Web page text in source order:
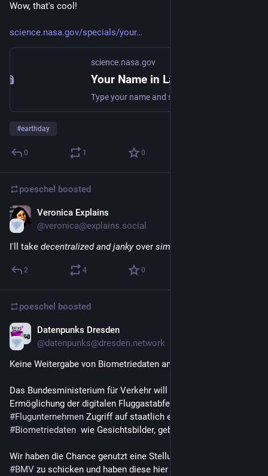
Wow, that's cool!
science.nasa.gov/specials/your
science.nasa.gov
Your Name in Landsat 🛰️
#earthday
0 1 0
poeschel boosted
Veronica Explains
@veronica@explains.social
I'll take decentralized and janky over simple and evil
2 4 0
poeschel boosted
Datenpunks Dresden
@datenpunks@dresden.network
Keine Weitergabe von Biometriedaten an Flugunternehmen
Das Bundesministerium für Verkehr will mit dem Gesetz zur
#Flugunternehmen
#Biometriedaten
  wie Gesichtsbilder, geben.
#BMV zu schicken und haben diese hier für euch